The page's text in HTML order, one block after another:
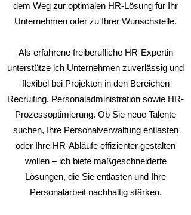
dem Weg zur optimalen HR-Lösung für Ihr
Unternehmen oder zu Ihrer Wunschstelle.
Als erfahrene freiberufliche HR-Expertin
unterstütze ich Unternehmen zuverlässig und
flexibel bei Projekten in den Bereichen
Recruiting, Personaladministration sowie HR-
Prozessoptimierung. Ob Sie neue Talente
suchen, Ihre Personalverwaltung entlasten
oder Ihre HR-Abläufe effizienter gestalten
wollen – ich biete maßgeschneiderte
Lösungen, die Sie entlasten und Ihre
Personalarbeit nachhaltig stärken.